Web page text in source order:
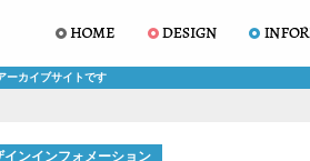
ーカイブサイトです
インインフォメーション